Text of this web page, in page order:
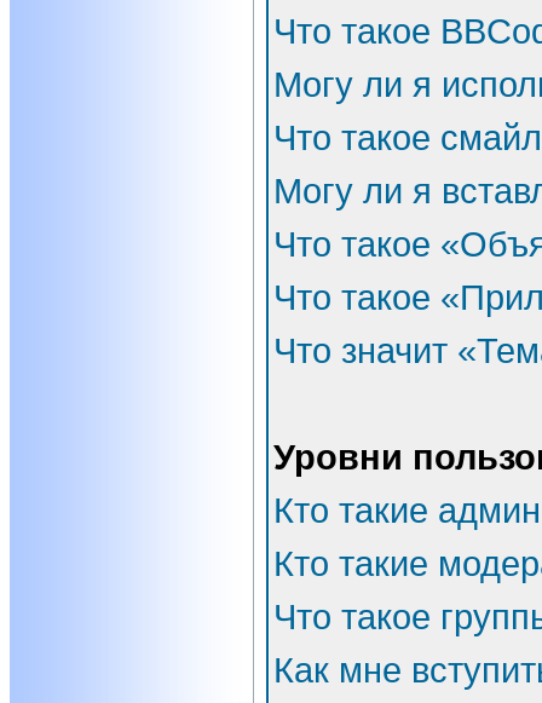
Что такое
Могу ли я
Что такое
Могу ли я
Что такое
Что такое
Что значит
Уровни
Кто такие
Кто такие
Что такое
Как мне